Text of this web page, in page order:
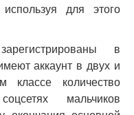
для этого
в
аккаунт в двух и
количество
мальчиков